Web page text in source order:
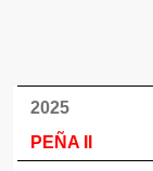
2025
PEÑA II